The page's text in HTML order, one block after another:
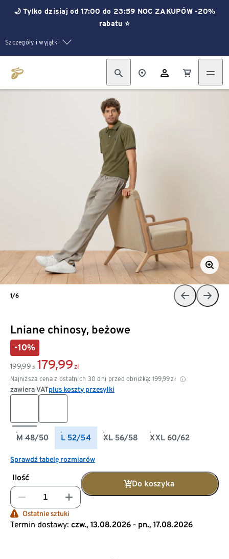
🌙 Tylko dzisiaj od 17:00 do 23:59 NOC ZAKUPÓW -20%
rabatu ⭐
Szczegóły i wyjątki
Lniane chinosy, beżowe
-10%
199,99 zł 179,99 zł
Najniższa cena z ostatnich 30 dni przed obniżką: 199,99 zł
zawiera VATplus koszty przesyłki
M 48/50 L 52/54 XL 56/58 XXL 60/62
Sprawdź tabelę rozmiarów
Ilość
Do koszyka
Ostatnie sztuki
Termin dostawy: czw., 13.08.2026 - pn., 17.08.2026
1/6